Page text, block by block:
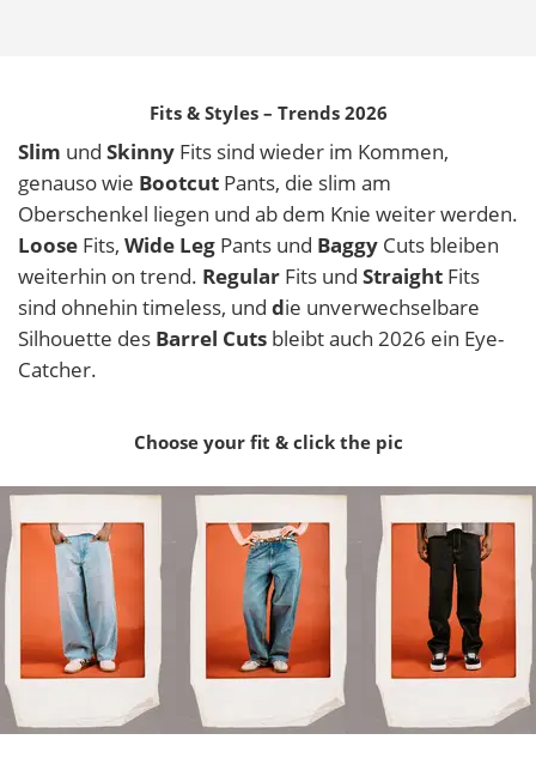
Fits & Styles – Trends 2026
Slim und Skinny Fits sind wieder im Kommen,
genauso wie Bootcut Pants, die slim am
Oberschenkel liegen und ab dem Knie weiter werden.
Loose Fits, Wide Leg Pants und Baggy Cuts bleiben
weiterhin on trend. Regular Fits und Straight Fits
sind ohnehin timeless, und die unverwechselbare
Silhouette des Barrel Cuts bleibt auch 2026 ein Eye-
Catcher.
Choose your fit & click the pic